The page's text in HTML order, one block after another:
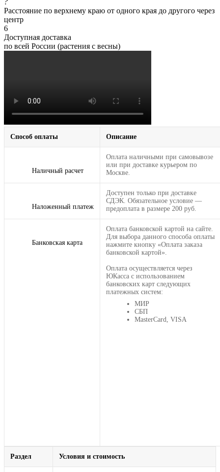
Расстояние по верхнему краю от одного края до другого через
центр
6
Доступная доставка
по всей России (растения с весны)
Способ оплаты Описание
Наличный расчет
Оплата наличными при самовывозе
или при доставке курьером по
Москве.
Наложенный платеж
Доступен только при доставке
СДЭК. Обязательное условие —
предоплата в размере 200 руб.
Банковская карта
Оплата банковской картой на сайте.
Для выбора данного способа оплаты
нажмите кнопку «Оплата заказа
банковской картой».
Оплата осуществляется через
ЮКасса с использованием
банковских карт следующих
платежных систем:
МИР
СБП
MasterCard, VISA
Раздел Условия и стоимость